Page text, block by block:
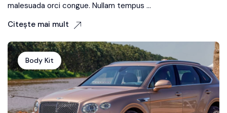
malesuada orci congue. Nullam tempus ...
Citește mai mult
Body Kit